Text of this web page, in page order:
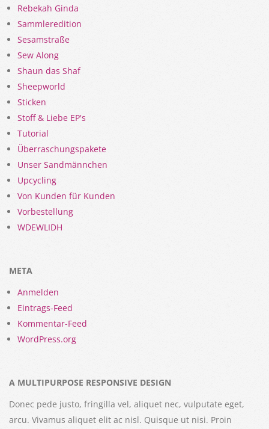
Rebekah Ginda
Sammleredition
Sesamstraße
Sew Along
Shaun das Shaf
Sheepworld
Sticken
Stoff & Liebe EP's
Tutorial
Überraschungspakete
Unser Sandmännchen
Upcycling
Von Kunden für Kunden
Vorbestellung
WDEWLIDH
META
Anmelden
Eintrags-Feed
Kommentar-Feed
WordPress.org
A MULTIPURPOSE RESPONSIVE DESIGN
Donec pede justo, fringilla vel, aliquet nec, vulputate eget,
arcu. Vivamus aliquet elit ac nisl. Quisque ut nisi. Proin